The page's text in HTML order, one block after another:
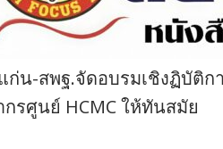
น-สพฐ.จัดอบรมเชิงฏิบัติก
รศูนย์ HCMC ให้ทันสมัย